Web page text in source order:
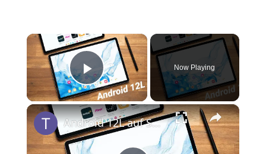
×
Play Video
Now Playing
×
Android 12L auf Samsung Galaxy Tab S8: Das Update mit Taskbar